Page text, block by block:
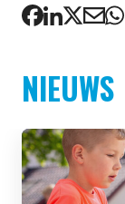
NIEUWS